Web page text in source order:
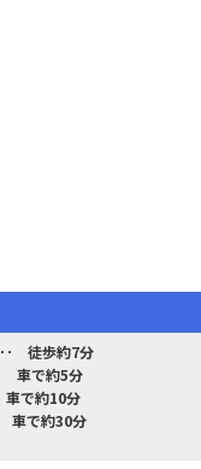
･ 徒歩約7分
･ 車で約5分
車で約10分
車で約30分